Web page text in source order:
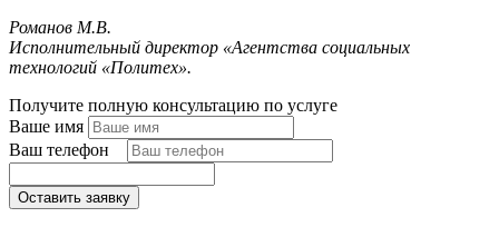
Романов М.В.
Исполнительный директор «Агентства социальных
технологий «Политех».
Получите полную консультацию по услуге
Ваше имя
Ваш телефон
Оставить заявку